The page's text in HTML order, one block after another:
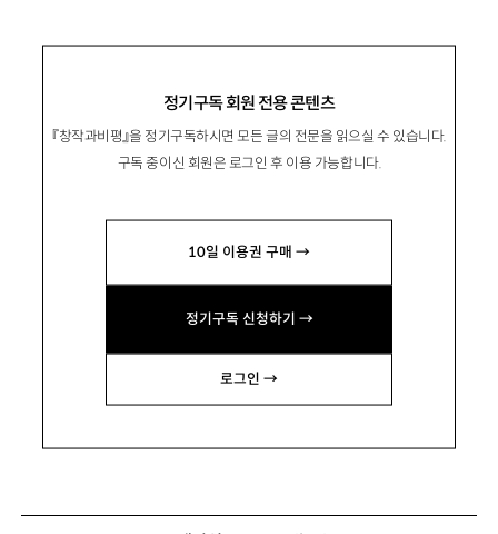
정기구독 회원 전용 콘텐츠
『창작과비평』을 정기구독하시면 모든 글의 전문을 읽으실 수 있습니다.
구독 중이신 회원은 로그인 후 이용 가능합니다.
10일 이용권 구매 →
정기구독 신청하기 →
로그인 →